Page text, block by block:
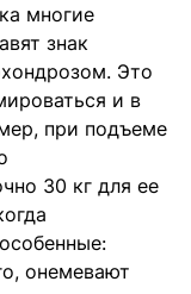
многие
знак
Это
и в
при подъеме
30 кг для ее
онемевают